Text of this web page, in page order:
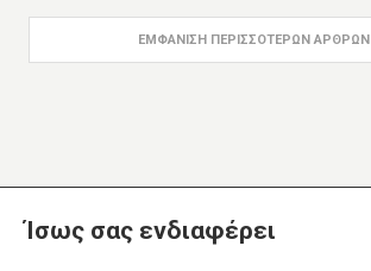
ΕΜΦΑΝΙΣΗ ΠΕΡΙΣΣΟΤΕΡΩΝ ΑΡΘΡΩΝ
Ίσως σας ενδιαφέρει